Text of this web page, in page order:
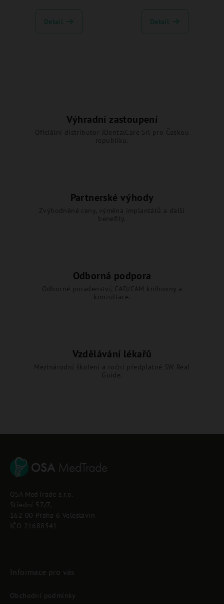
EVSDPF20:
Detail
Detail
Výhradní zastoupení
Oficiální distributor JDentalCare Srl pro Českou
republiku.
Partnerské výhody
Zvýhodněné ceny, výměna implantátů a další
benefity.
Odborná podpora
Odborné poradenství, CAD/CAM knihovny a
konzultace.
Vzdělávání lékařů
Mezinárodní školení a roční předplatné SW Real
Guide.
OSA MedTrade s.r.o.
Střední 57/7,
162 00 Praha 6 Veleslavín
IČO 21688541
Informace pro vás
Obchodní podmínky